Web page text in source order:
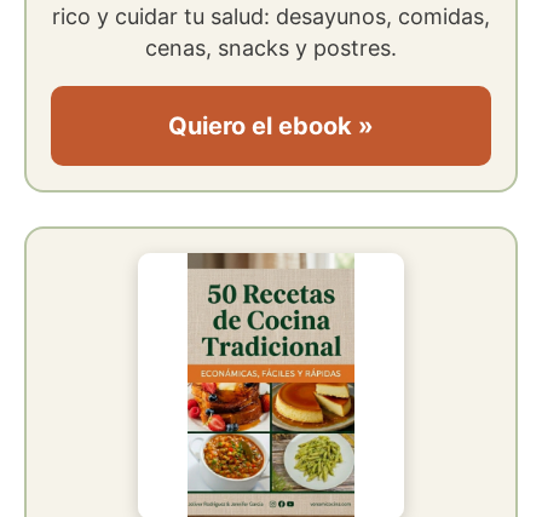
rico y cuidar tu salud: desayunos, comidas,
cenas, snacks y postres.
Quiero el ebook »